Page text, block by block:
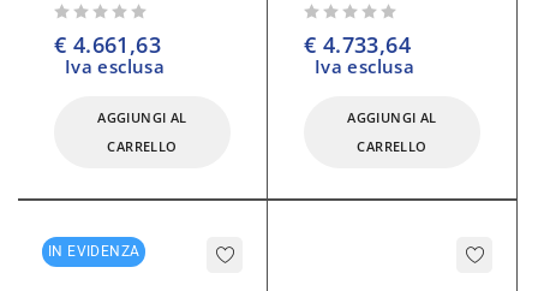
Produzione 24h: 300Kg
Refrigerante R452A
€ 4.661,63
Iva esclusa
AGGIUNGI AL
CARRELLO
€ 4.733,64
Iva esclusa
AGGIUNGI AL
CARRELLO
IN EVIDENZA